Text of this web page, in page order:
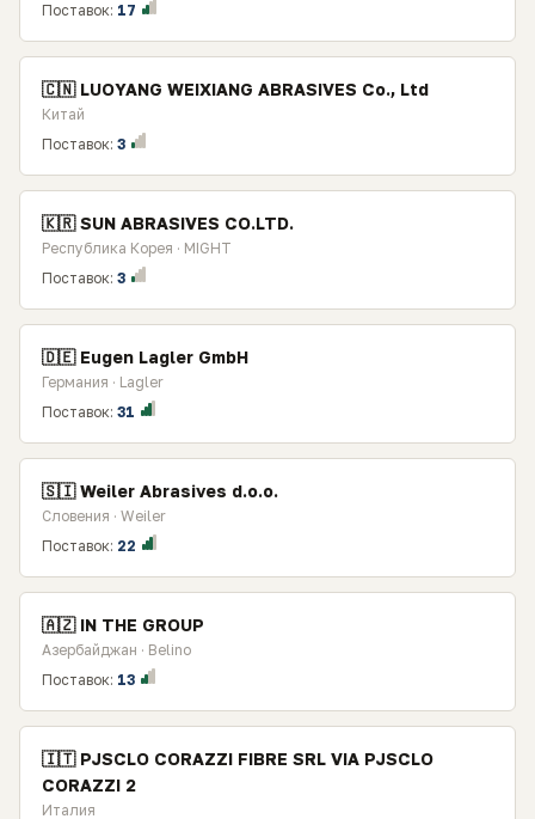
Поставок: 17
🇨🇳 LUOYANG WEIXIANG ABRASIVES Co., Ltd
Китай
Поставок: 3
🇰🇷 SUN ABRASIVES CO.LTD.
Республика Корея · MIGHT
Поставок: 3
🇩🇪 Eugen Lagler GmbH
Германия · Lagler
Поставок: 31
🇸🇮 Weiler Abrasives d.o.o.
Словения · Weiler
Поставок: 22
🇦🇿 IN THE GROUP
Азербайджан · Belino
Поставок: 13
🇮🇹 PJSCLO CORAZZI FIBRE SRL VIA PJSCLO
CORAZZI 2
Италия